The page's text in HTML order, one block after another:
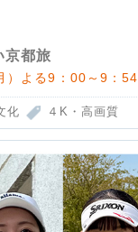
京都旅
）よる9：00～9：54
化 ４K・高画質